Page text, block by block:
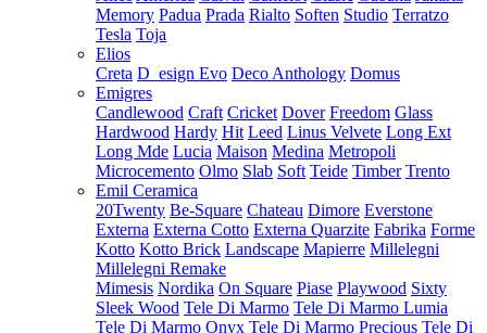
Memory Padua Prada Rialto Soften Studio Terratzo
Tesla Toja
Elios
Creta D_esign Evo Deco Anthology Domus
Emigres
Candlewood Craft Cricket Dover Freedom Glass
Hardwood Hardy Hit Leed Linus Velvete Long Ext
Long Mde Lucia Maison Medina Metropoli
Microcemento Olmo Slab Soft Teide Timber Trento
Emil Ceramica
20Twenty Be-Square Chateau Dimore Everstone
Externa Externa Cotto Externa Quarzite Fabrika Forme
Kotto Kotto Brick Landscape Mapierre Millelegni
Millelegni Remake
Mimesis Nordika On Square Piase Playwood Sixty
Sleek Wood Tele Di Marmo Tele Di Marmo Lumia
Tele Di Marmo Onyx Tele Di Marmo Precious Tele Di